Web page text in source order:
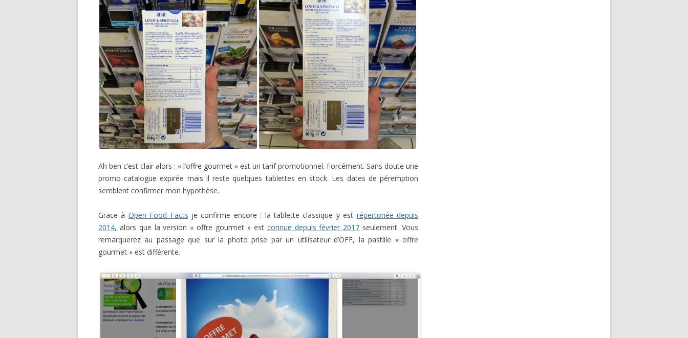
Ah ben c’est clair alors : « l’offre gourmet » est un tarif promotionnel. Forcément. Sans doute une
promo catalogue expirée mais il reste quelques tablettes en stock. Les dates de péremption
semblent confirmer mon hypothèse.
Grace à Open Food Facts je confirme encore : la tablette classique y est répertoriée depuis
2014, alors que la version « offre gourmet » est connue depuis février 2017 seulement. Vous
remarquerez au passage que sur la photo prise par un utilisateur d’OFF, la pastille « offre
gourmet » est différente.